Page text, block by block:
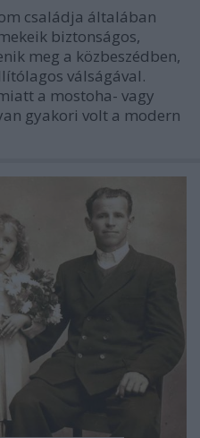
családja általában
biztonságos,
meg a közbeszédben,
válságával.
a mostoha- vagy
gyakori volt a modern